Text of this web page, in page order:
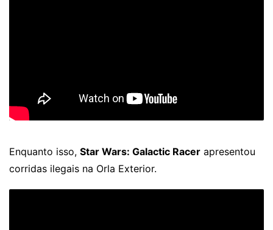
Enquanto isso, Star Wars: Galactic Racer apresentou
corridas ilegais na Orla Exterior.